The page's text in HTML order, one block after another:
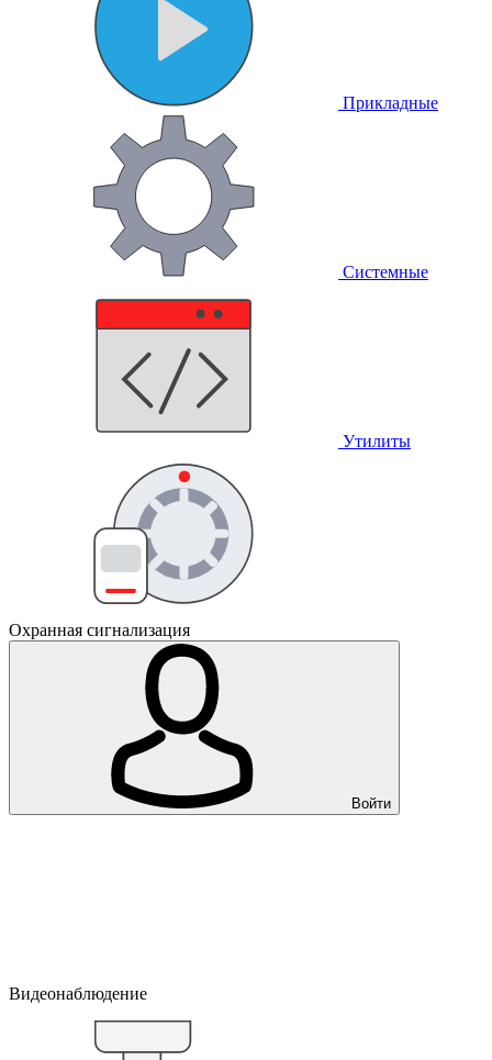
Прикладные
Системные
Утилиты
Охранная сигнализация
Войти
Видеонаблюдение